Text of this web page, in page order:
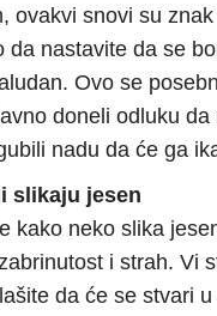
ovakvi snovi su
da nastavite da se
Ovo se
doneli odluku da
nadu da će ga
slikaju jesen
kako neko slika
i strah. Vi
da će se stvari